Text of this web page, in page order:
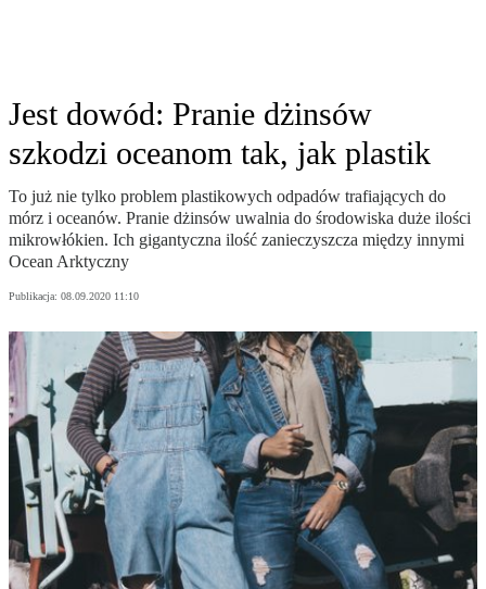
Jest dowód: Pranie dżinsów
szkodzi oceanom tak, jak plastik
To już nie tylko problem plastikowych odpadów trafiających do
mórz i oceanów. Pranie dżinsów uwalnia do środowiska duże ilości
mikrowłókien. Ich gigantyczna ilość zanieczyszcza między innymi
Ocean Arktyczny
Publikacja: 08.09.2020 11:10